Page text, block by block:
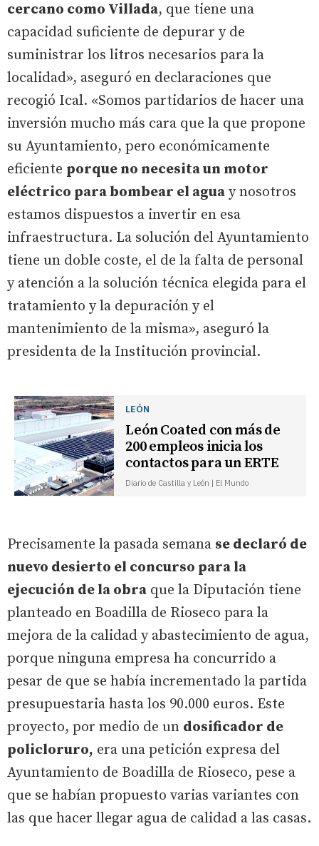
cercano como Villada, que tiene una
capacidad suficiente de depurar y de
suministrar los litros necesarios para la
localidad», aseguró en declaraciones que
recogió Ical. «Somos partidarios de hacer una
inversión mucho más cara que la que propone
su Ayuntamiento, pero económicamente
eficiente porque no necesita un motor
eléctrico para bombear el agua y nosotros
estamos dispuestos a invertir en esa
infraestructura. La solución del Ayuntamiento
tiene un doble coste, el de la falta de personal
y atención a la solución técnica elegida para el
tratamiento y la depuración y el
mantenimiento de la misma», aseguró la
presidenta de la Institución provincial.
LEÓN
León Coated con más de
200 empleos inicia los
contactos para un ERTE
Diario de Castilla y León | El Mundo
Precisamente la pasada semana se declaró de
nuevo desierto el concurso para la
ejecución de la obra que la Diputación tiene
planteado en Boadilla de Rioseco para la
mejora de la calidad y abastecimiento de agua,
porque ninguna empresa ha concurrido a
pesar de que se había incrementado la partida
presupuestaria hasta los 90.000 euros. Este
proyecto, por medio de un dosificador de
policloruro, era una petición expresa del
Ayuntamiento de Boadilla de Rioseco, pese a
que se habían propuesto varias variantes con
las que hacer llegar agua de calidad a las casas.